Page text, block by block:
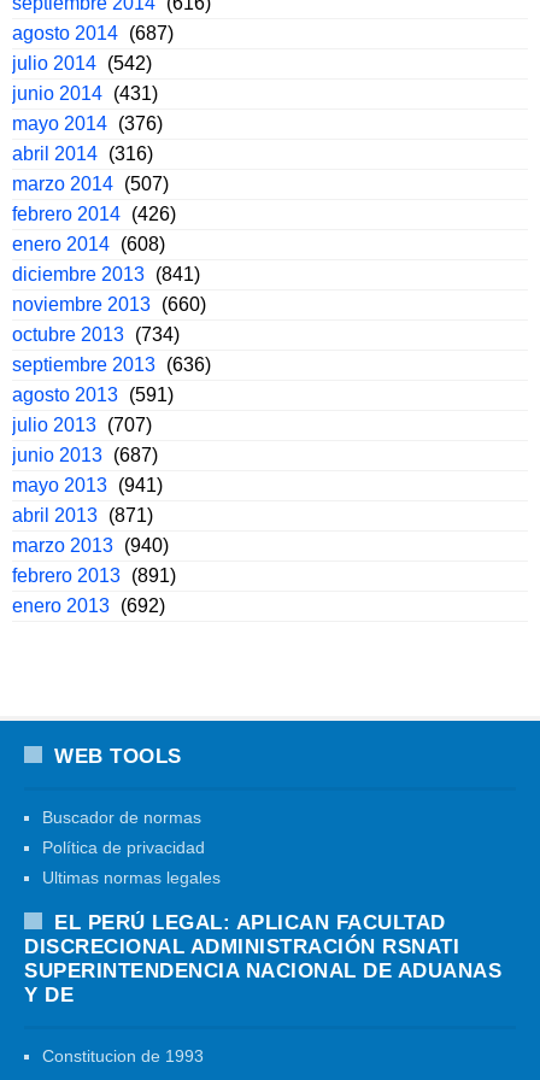
agosto 2014 (687)
julio 2014 (542)
junio 2014 (431)
mayo 2014 (376)
abril 2014 (316)
marzo 2014 (507)
febrero 2014 (426)
enero 2014 (608)
diciembre 2013 (841)
noviembre 2013 (660)
octubre 2013 (734)
septiembre 2013 (636)
agosto 2013 (591)
julio 2013 (707)
junio 2013 (687)
mayo 2013 (941)
abril 2013 (871)
marzo 2013 (940)
febrero 2013 (891)
enero 2013 (692)
WEB TOOLS
Buscador de normas
Política de privacidad
Ultimas normas legales
EL PERÚ LEGAL: APLICAN FACULTAD
DISCRECIONAL ADMINISTRACIÓN RSNATI
SUPERINTENDENCIA NACIONAL DE ADUANAS
Y DE
Constitucion de 1993